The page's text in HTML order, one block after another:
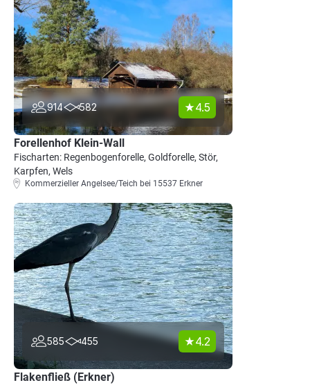
914 582 4.5
Forellenhof Klein-Wall
Fischarten: Regenbogenforelle, Goldforelle, Stör,
Karpfen, Wels
Kommerzieller Angelsee/Teich bei 15537 Erkner
585 455 4.2
Flakenfließ (Erkner)